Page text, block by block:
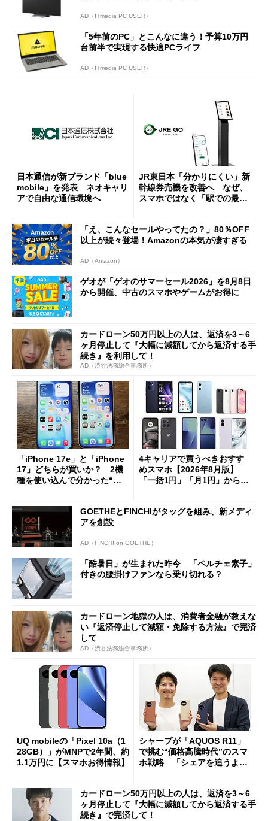
AD（ITmedia PC USER）
「5年前のPC」とこんなに違う！予算10万円
台前半で実現する快適PCライフ
AD（ITmedia PC USER）
日本通信が新ブランド「blue
mobile」を発表 ネオキャリ
アで自由な通信環境へ
JR東日本「分かりにくい」新
幹線券売機を改善へ なぜ、
スマホではなく「駅での最短
「え、こんなセールやってたの？」80％OFF
以上が続々登場！Amazonの本気が凄すぎる
AD（Amazon）
ゲオが「ゲオのサマーセール2026」を8月8日
から開催、中古のスマホやゲームがお得に
カードローン50万円以上の人は、返済を3～6
ヶ月停止して『大幅に減額してから返済する手
続き』を利用して！
AD（渋谷法務総合事務所）
「iPhone 17e」と「iPhone
17」どちらが買いか？ 2機
種を使い込んで分かった“ス
4キャリアで買うべきおすす
めスマホ【2026年8月版】
「一括1円」「月1円」からお
GOETHEとFINCHIがタッグを組み、新メディ
アを創設
AD（FINCHI on GOETHE）
「酷暑日」が生まれた昨今 「ペルチェ素子」
付きの腰掛けファンなら乗り切れる？
カードローン地獄の人は、消費者金融が教えな
い『返済停止して減額・免除する方法』で完済
して
AD（渋谷法務総合事務所）
UQ mobileの「Pixel 10a（1
28GB）」がMNPで2年間、約
1.1万円に【スマホお得情報】
シャープが「AQUOS R11」
で挑む“価格高騰時代”のスマ
ホ戦略 「シェアを追うより
カードローン50万円以上の人は、返済を3～6
ヶ月停止して『大幅に減額してから返済する手
続き』で完済して！